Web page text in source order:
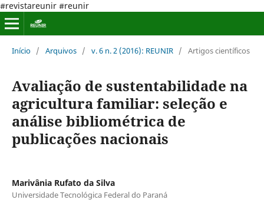
#revistareunir #reunir
Início / Arquivos / v. 6 n. 2 (2016): REUNIR / Artigos científicos
Avaliação de sustentabilidade na
agricultura familiar: seleção e
análise bibliométrica de
publicações nacionais
Marivânia Rufato da Silva
Universidade Tecnológica Federal do Paraná